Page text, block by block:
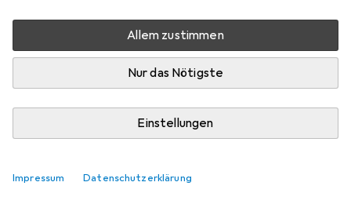
Allem zustimmen
Nur das Nötigste
Einstellungen
Impressum Datenschutzerklärung
Preis ist ein wenig zu hoch
Drucker läuft mit den Original Patronen wie er soll